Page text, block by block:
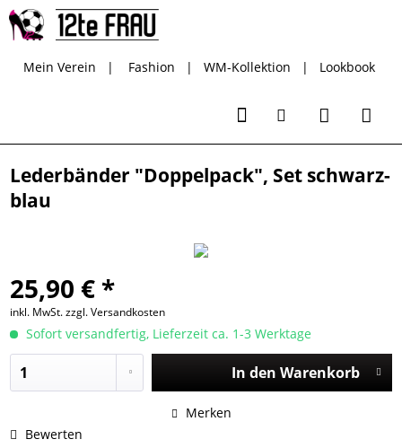
Mein Verein | Fashion | WM-Kollektion | Lookbook
Lederbänder "Doppelpack", Set schwarz-
blau
25,90 € *
inkl. MwSt.zzgl. Versandkosten
Sofort versandfertig, Lieferzeit ca. 1-3 Werktage
In den Warenkorb
Merken
Bewerten